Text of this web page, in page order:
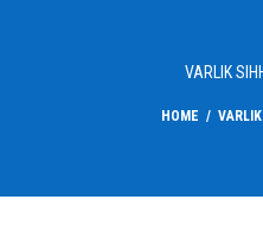
VARLIK
HOME /